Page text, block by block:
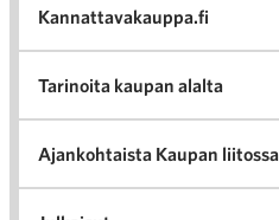
Kannattavakauppa.fi
Tarinoita kaupan alalta
Ajankohtaista Kaupan liitossa